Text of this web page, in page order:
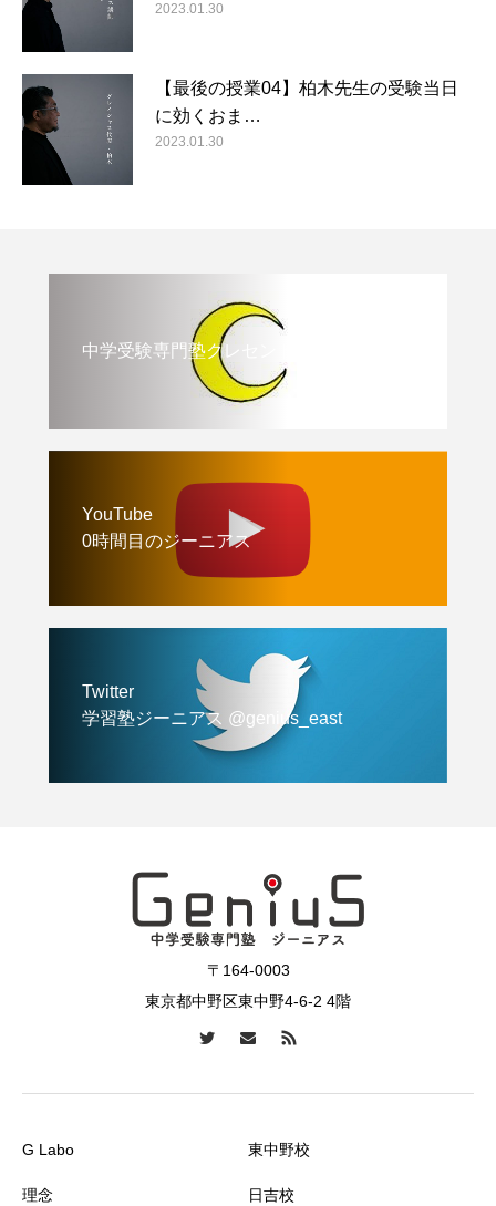
2023.01.30
【最後の授業04】柏木先生の受験当日
に効くおま…
2023.01.30
中学受験専門塾クレセント
YouTube
0時間目のジーニアス
Twitter
学習塾ジーニアス @genius_east
〒164-0003
東京都中野区東中野4-6-2 4階
G Labo
理念
東中野校
日吉校